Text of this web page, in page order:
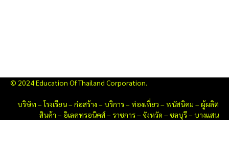
© 2024 Education Of Thailand Corporation.
บริษัท –โรงเรียน– ก่อสร้าง – บริการ– ท่องเที่ยว – พนัสนิคม – ผู้ผลิต
สินค้า – อิเลคทรอนิคส์– ราชการ– จังหวัด – ชลบุรี– บางแสน